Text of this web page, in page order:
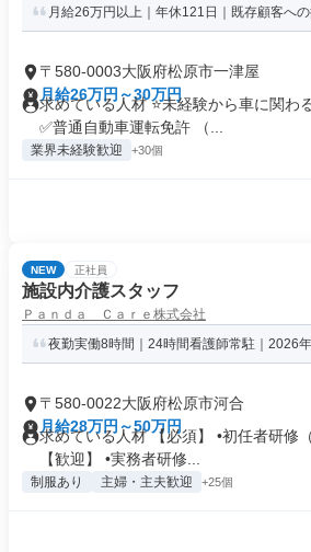
月給26万円以上｜年休121日｜既存顧客へ
〒580-0003大阪府松原市一津屋
月給26万円～30万円
求めている人材 ⭐未経験から車に関わ
✅普通自動車運転免許 （...
業界未経験歓迎 +30個
NEW 正社員
施設内介護スタッフ
Ｐａｎｄａ Ｃａｒｅ株式会社
夜勤実働8時間｜24時間看護師常駐｜2026
〒580-0022大阪府松原市河合
月給28万円～50万円
求めている人材 【必須】 •初任者研修
【歓迎】 •実務者研修...
制服あり 主婦・主夫歓迎 +25個